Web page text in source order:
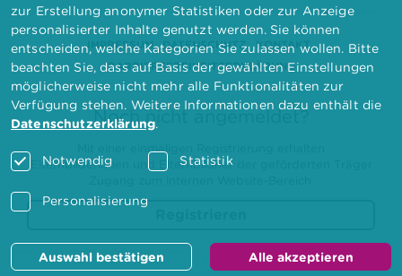
IMPRESSUM DATENSCHUTZ
KONTAKT
BARRIEREFREIHEITSERKLÄRUNG
Noch nicht angemeldet?
Elternbilderinnen und Elternbildner der geförderten Träger
zur Erstellung anonymer Statistiken oder zur Anzeige
personalisierter Inhalte genutzt werden. Sie können
entscheiden, welche Kategorien Sie zulassen wollen. Bitte
beachten Sie, dass auf Basis der gewählten Einstellungen
möglicherweise nicht mehr alle Funktionalitäten zur
Verfügung stehen. Weitere Informationen dazu enthält die
Datenschutzerklärung.
Notwendig Statistik
Personalisierung
Auswahl bestätigen Alle akzeptieren